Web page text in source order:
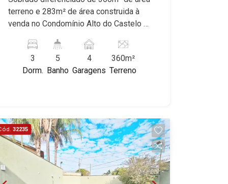
terreno e 283m² de área construida à
venda no Condomínio Alto do Castelo I,
Ribeirão Preto/SP. Conheça as
características deste imóvel que a
Martinelli Imobiliária selecionou para
Cozinha estilo americana - Área
gourmet - Piscina com cascata -
Vestiário - Quintal - Corredor lateral -
Paisagismo - Iluminação - 4 vagas
sendo 2 cobertas - Fino acabamento -
3
Dorm.
5
Banho
4
Garagens
360m²
Terreno
32235